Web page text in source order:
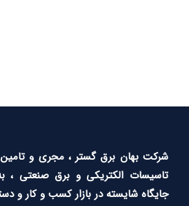
شرکت بهان برق گستر ، مجری و تامین
تاسیسات الکتریکی و برق صنعتی ،
جایگاه شایسته در بازار کسب و کار و